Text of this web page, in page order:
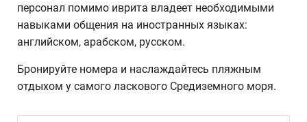
персонал помимо иврита владеет необходимыми
навыками общения на иностранных языках:
английском, арабском, русском.
Бронируйте номера и наслаждайтесь пляжным
отдыхом у самого ласкового Средиземного моря.